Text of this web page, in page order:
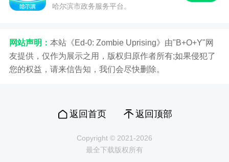
哈尔滨市政务服务平台。
网站声明： 本站《Ed-0: Zombie Uprising》由"B+O+Y"网
友提供，仅作为展示之用，版权归原作者所有;如果侵犯了
您的权益，请来信告知，我们会尽快删除。
返回首页 返回顶部
Copyright © 2021-2026
最全下载版权所有